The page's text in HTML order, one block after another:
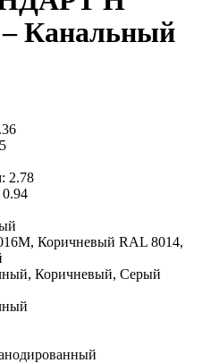
Канальный
2.78
0.94
Коричневый RAL 8014,
Коричневый, Серый